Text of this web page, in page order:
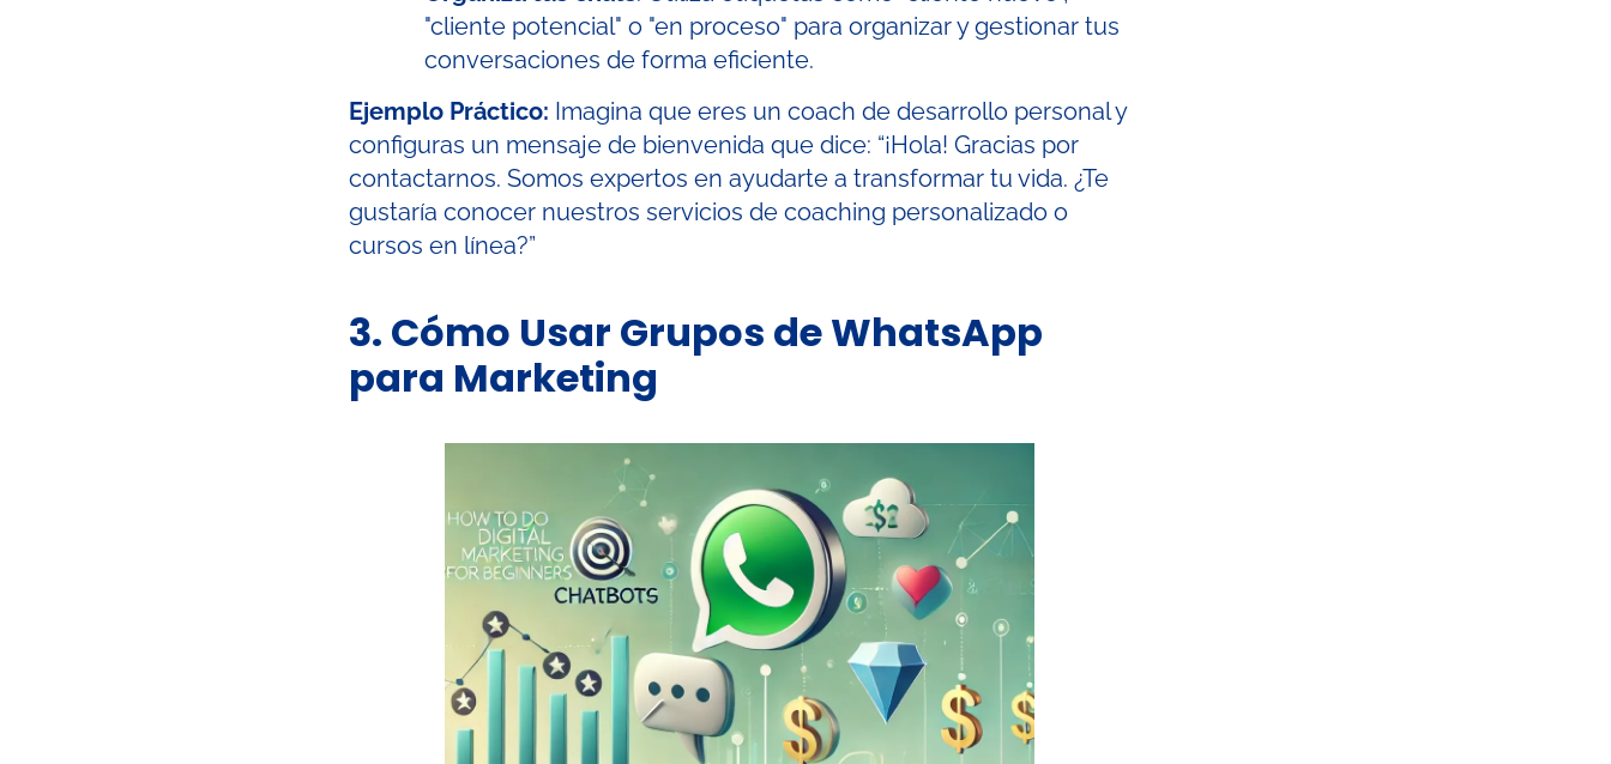
"cliente potencial" o "en proceso" para organizar y gestionar tus
conversaciones de forma eficiente.
Ejemplo Práctico: Imagina que eres un coach de desarrollo personal y
configuras un mensaje de bienvenida que dice: “¡Hola! Gracias por
contactarnos. Somos expertos en ayudarte a transformar tu vida. ¿Te
gustaría conocer nuestros servicios de coaching personalizado o
cursos en línea?”
3. Cómo Usar Grupos de WhatsApp
para Marketing